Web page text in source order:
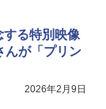
する特別映像
んが「プリン
2026年2月9日